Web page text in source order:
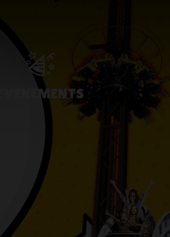
EVENEMENTS